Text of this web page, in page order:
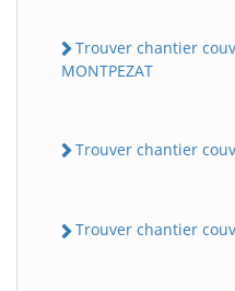
Trouver chantier
MONTPEZAT
Trouver chantier
Trouver chantier